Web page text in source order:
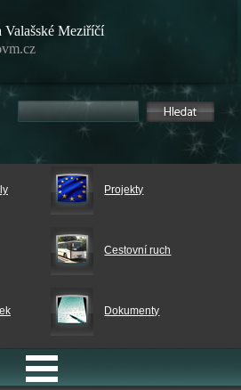
Valašské Meziříčí
Projekty
Cestovní ruch
Dokumenty